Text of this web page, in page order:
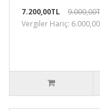
7.200,00TL
Vergiler Hariç: